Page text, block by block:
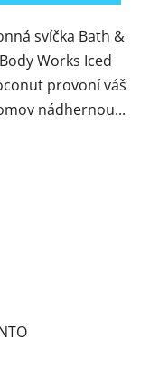
svíčka Bath &
Body Works Iced
provoní váš
nádhernou...